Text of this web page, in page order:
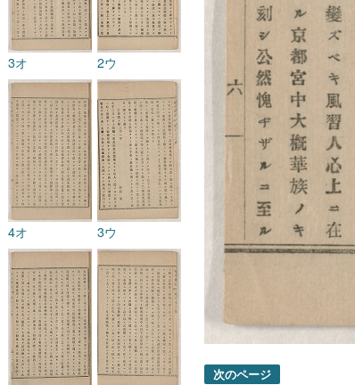
次のページ
2ウ
3オ
3ウ
4オ